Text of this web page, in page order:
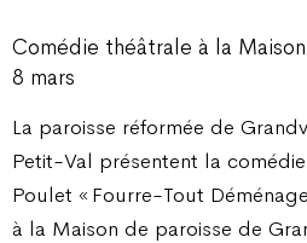
Comédie théâtrale à la
8 mars
La paroisse réformée de
Petit-Val présentent la
Poulet « Fourre-Tout
à la Maison de paroisse de